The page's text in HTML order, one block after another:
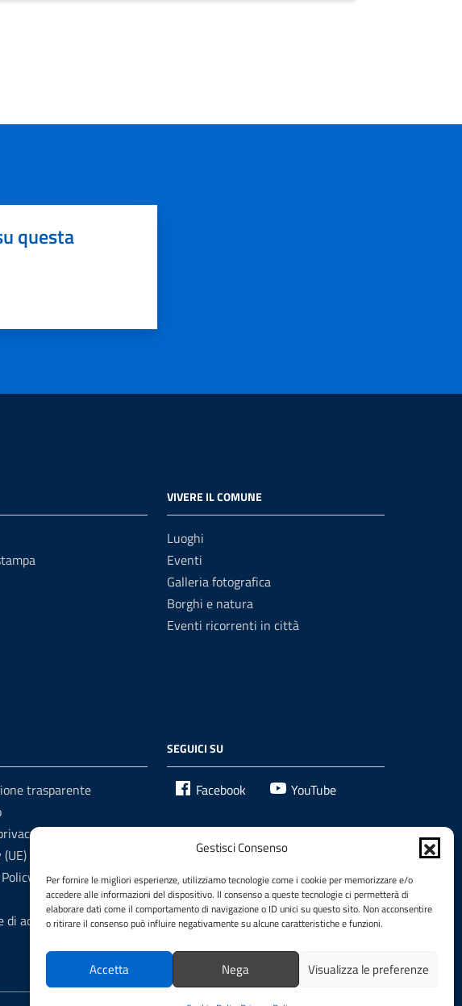
Gestisci Consenso
Per fornire le migliori esperienze, utilizziamo tecnologie come i cookie per memorizzare e/o
accedere alle informazioni del dispositivo. Il consenso a queste tecnologie ci permetterà di
elaborare dati come il comportamento di navigazione o ID unici su questo sito. Non acconsentire
o ritirare il consenso può influire negativamente su alcune caratteristiche e funzioni.
Accetta Nega Visualizza le preferenze
questa
VIVERE IL COMUNE
Luoghi
Eventi
Galleria fotografica
Borghi e natura
Eventi ricorrenti in città
trasparente
di accessibilità
SEGUICI SU
Facebook YouTube